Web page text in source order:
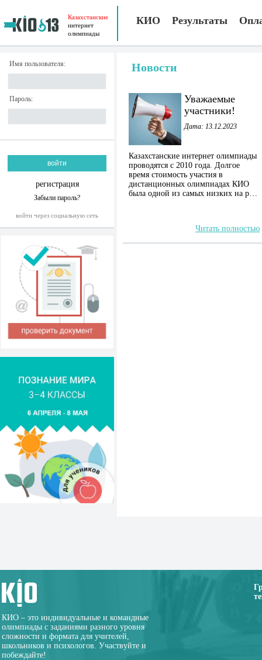
Казахстанские
интернет
олимпиады
КИО Результаты
Имя пользователя:
Пароль:
регистрация
Забыли пароль?
войти через социальную сеть
Новости
Уважаемые
участники!
Дата: 13.12.2023
Казахстанские интернет олимпиады
проводятся с 2010 года. Долгое
время стоимость участия в
дистанционных олимпиадах КИО
была одной из самых низких на р…
Читать полностью
КИО – это индивидуальные и командные
олимпиады с заданиями разного уровня
сложности и формата для учителей,
школьников и психологов. Участвуйте и
побеждайте!